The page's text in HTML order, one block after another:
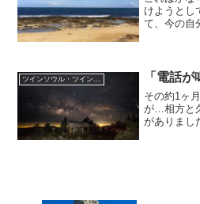
けようとし
て、今の自
これから
イヤーセ
れるように
「電話
その約1ヶ
が…相方と
がありまし